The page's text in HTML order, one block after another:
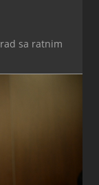
rad sa ratnim